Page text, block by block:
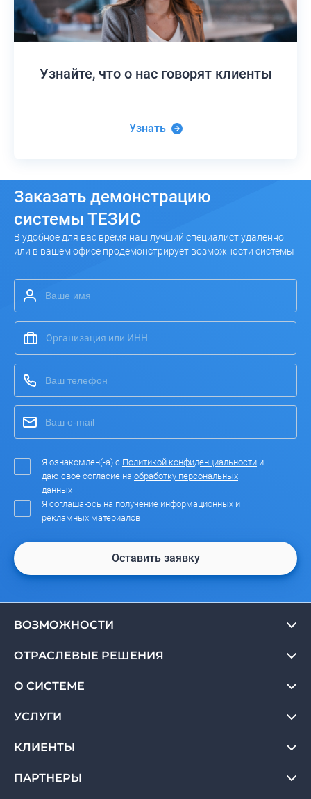
Узнайте,что о нас говорят клиенты
Узнать
Заказать демонстрацию
системы ТЕЗИС
В удобное для вас время наш лучший специалист удаленно
или в вашем офисе продемонстрирует возможности системы
Я ознакомлен(-а) с Политикой конфиденциальности и
даю свое согласие на обработку персональных
данных
Я соглашаюсь на получение информационных и
рекламных материалов
Оставить заявку
ВОЗМОЖНОСТИ
ОТРАСЛЕВЫЕ РЕШЕНИЯ
О СИСТЕМЕ
УСЛУГИ
КЛИЕНТЫ
ПАРТНЕРЫ